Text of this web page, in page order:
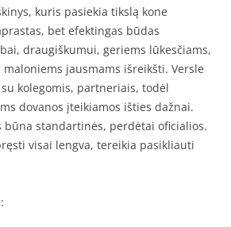
kuris pasiekia tikslą kone
bet efektingas būdas
draugiškumui, geriems lūkesčiams,
jausmams išreikšti. Versle
kolegomis, partneriais, todėl
dovanos įteikiamos išties dažnai.
būna standartinės, perdėtai oficialios.
visai lengva, tereikia pasikliauti